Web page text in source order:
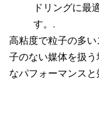
ドリングに最
す。.
高粘度で粒子の多
子のない媒体を扱
なパフォーマンス